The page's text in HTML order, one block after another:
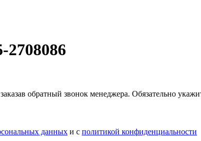
обратный звонок менеджера. Обязательно
данных и с политикой конфиденциальности